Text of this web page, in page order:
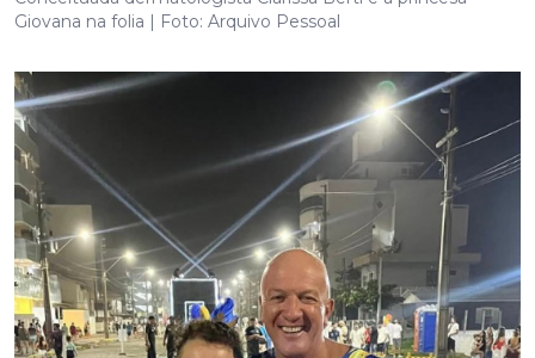
Giovana na folia | Foto: Arquivo Pessoal